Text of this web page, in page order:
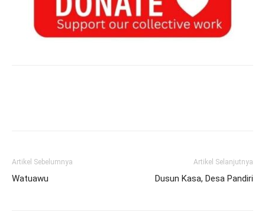
Artikel Sebelumnya
Watuawu
Artikel Selanjutnya
Dusun Kasa, Desa Pandiri